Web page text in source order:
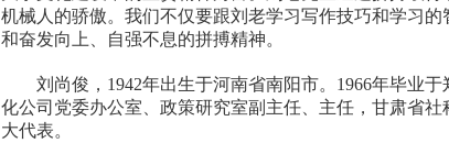
机械人的骄傲。我们不仅要跟刘老学习写作技巧和学习
和奋发向上、自强不息的拼搏精神。
刘尚俊，1942年出生于河南省南阳市。1966年毕业
化公司党委办公室、政策研究室副主任、主任，甘肃省
大代表。